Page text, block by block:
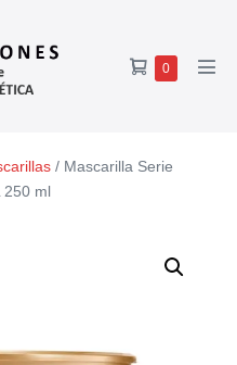
0
/ Mascarilla Serie
250 ml